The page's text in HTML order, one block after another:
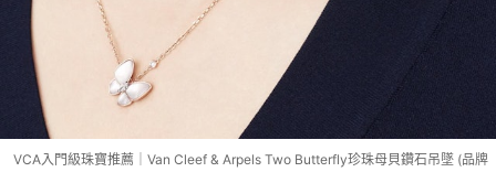
VCA入門級珠寶推薦｜Van Cleef & Arpels Two Butterfly珍珠母貝鑽石吊墜 (品牌